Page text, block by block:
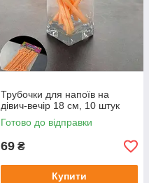
Трубочки для напоїв на
дівич-вечір 18 см, 10 штук
Готово до відправки
69 ₴
Купити